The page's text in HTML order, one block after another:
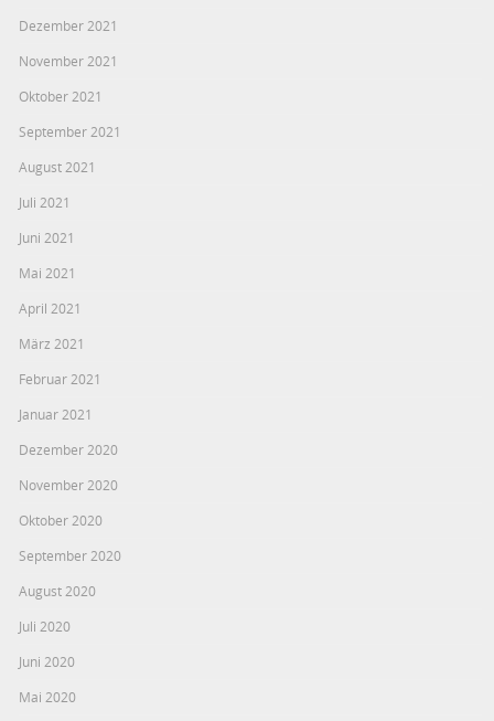
Dezember 2021
November 2021
Oktober 2021
September 2021
August 2021
Juli 2021
Juni 2021
Mai 2021
April 2021
März 2021
Februar 2021
Januar 2021
Dezember 2020
November 2020
Oktober 2020
September 2020
August 2020
Juli 2020
Juni 2020
Mai 2020